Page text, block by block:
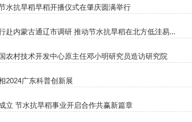
水抗旱稻早稻开播仪式在肇庆圆满举行
赴内蒙古通辽市调研 推动节水抗旱稻在北方低洼易...
农村技术开发中心原主任邓小明研究员造访研究院
2024广东科普创新展
立 节水抗旱稻事业开启合作共赢新篇章